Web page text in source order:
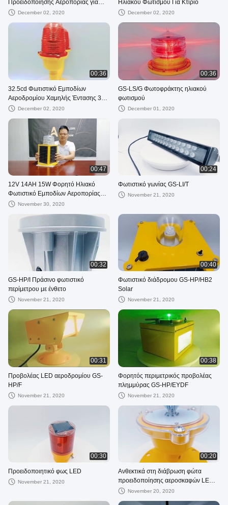
Προειδοποίησης Αεροπορίας για
ΚτίριαDecember 02, 2020
Ηλιακού Φωτισμού Για Κτίριο
December 02, 2020
00:36
32.5cd Φωτιστικό Εμποδίων
Αεροδρομίου Χαμηλής Έντασης 3W
Για Κτίρια Υψηλών Ορόφων
December 02, 2020
00:36
GS-LS/G Φωτοφράκτης ηλιακού
φωτισμού
December 01, 2020
00:47
12V 14AH 15W Φορητό Ηλιακό
Φωτιστικό Εμποδίων Αεροπορίας
15kmNovember 30, 2020
00:24
Φωτιστικό γωνίας GS-LI/T
November 21, 2020
00:32
GS-HP/I Πράσινο φωτιστικό
περίμετρου με ένθετο
November 21, 2020
00:40
Φωτιστικό διάδρομου GS-HP/HB2
Solar
November 21, 2020
00:31
Προβολέας LED αεροδρομίου GS-
HP/F
November 21, 2020
00:38
Φορητός περιμετρικός προβολέας
πλημμύρας GS-HP/EYDF
November 21, 2020
00:30
Προειδοποιητικό φως LED
November 21, 2020
00:20
Ανθεκτικά στη διάβρωση φώτα
προειδοποίησης αεροσκαφών LED
100cd με βάση αλουμινίου
November 20, 2020